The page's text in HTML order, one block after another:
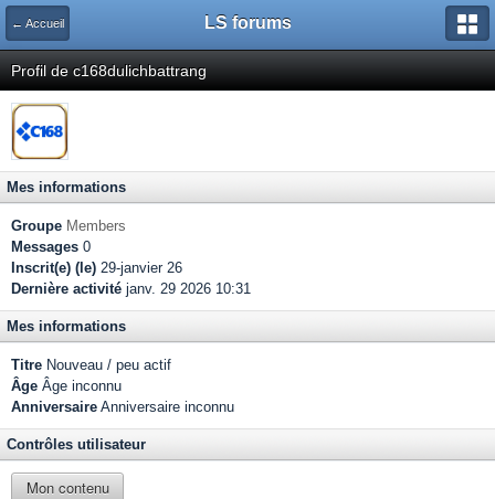
← Accueil LS forums
Profil de c168dulichbattrang
Mes informations
Groupe Members
Messages 0
Inscrit(e) (le) 29-janvier 26
Dernière activité janv. 29 2026 10:31
Mes informations
Titre Nouveau / peu actif
Âge Âge inconnu
Anniversaire Anniversaire inconnu
Contrôles utilisateur
Mon contenu